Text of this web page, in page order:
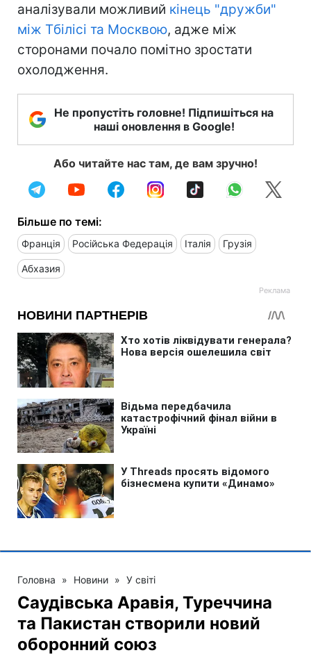
аналізували можливий кінець "дружби"
між Тбілісі та Москвою, адже між
сторонами почало помітно зростати
охолодження.
Не пропустіть головне! Підпишіться на
наші оновлення в Google!
Або читайте нас там, де вам зручно!
Більше по темі:
Франція Російська Федерація Італія Грузія
Абхазия
Головна » Новини » У світі
Саудівська Аравія, Туреччина
та Пакистан створили новий
оборонний союз